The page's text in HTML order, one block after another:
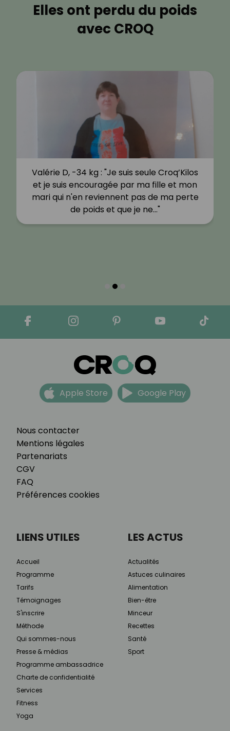
Elles ont perdu du poids
avec CROQ
Valérie D, -34 kg : "Je suis seule Croq’Kilos
et je suis encouragée par ma fille et mon
mari qui n'en reviennent pas de ma perte
de poids et que je ne…"
Nous contacter
Mentions légales
Partenariats
CGV
FAQ
Préférences cookies
Apple Store Google Play
LIENS UTILES
Accueil
Programme
Tarifs
Témoignages
S'inscrire
Méthode
Qui sommes-nous
Presse & médias
Programme ambassadrice
Charte de confidentialité
Services
Fitness
Yoga
LES ACTUS
Actualités
Astuces culinaires
Alimentation
Bien-être
Minceur
Recettes
Santé
Sport